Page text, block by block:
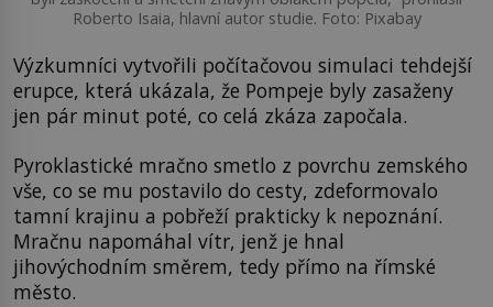
Roberto Isaia, hlavní autor studie. Foto: Pixabay
Výzkumníci vytvořili počítačovou simulaci tehdejší
erupce, která ukázala, že Pompeje byly zasaženy
jen pár minut poté, co celá zkáza započala.
Pyroklastické mračno smetlo z povrchu zemského
vše, co se mu postavilo do cesty, zdeformovalo
tamní krajinu a pobřeží prakticky k nepoznání.
Mračnu napomáhal vítr, jenž je hnal
jihovýchodním směrem, tedy přímo na římské
město.